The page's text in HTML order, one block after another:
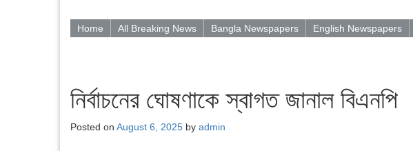
Home All Breaking News Bangla Newspapers English Newspapers
নির্বাচনের ঘোষণাকে স্বাগত জানাল বিএনপি
Posted on August 6, 2025 by admin